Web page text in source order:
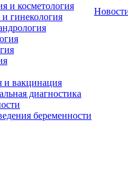
и косметология
гинекология
и вакцинация
диагностика
беременности